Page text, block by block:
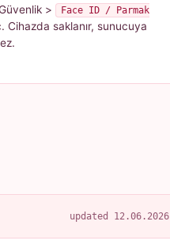
>
Face ID / Parmak
Cihazda saklanır, sunucuya
updated 12.06.2026